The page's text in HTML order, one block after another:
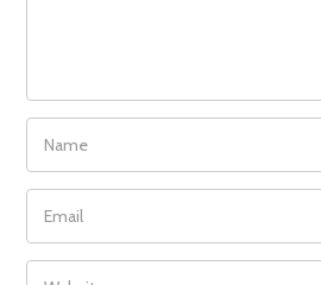
NAME
EMAIL
WEBSITE